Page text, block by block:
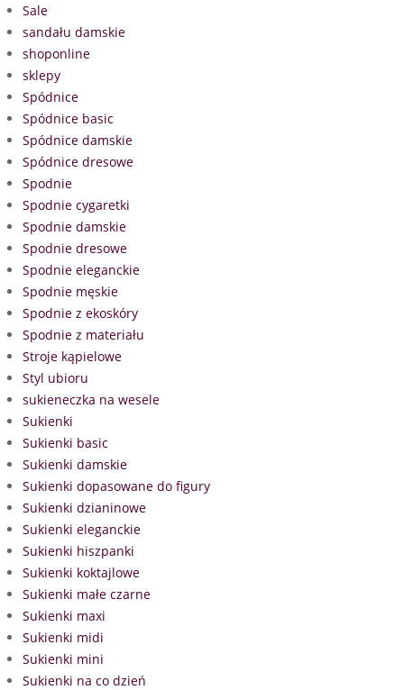
Sale
sandału damskie
shoponline
sklepy
Spódnice
Spódnice basic
Spódnice damskie
Spódnice dresowe
Spodnie
Spodnie cygaretki
Spodnie damskie
Spodnie dresowe
Spodnie eleganckie
Spodnie męskie
Spodnie z ekoskóry
Spodnie z materiału
Stroje kąpielowe
Styl ubioru
sukieneczka na wesele
Sukienki
Sukienki basic
Sukienki damskie
Sukienki dopasowane do figury
Sukienki dzianinowe
Sukienki eleganckie
Sukienki hiszpanki
Sukienki koktajlowe
Sukienki małe czarne
Sukienki maxi
Sukienki midi
Sukienki mini
Sukienki na co dzień